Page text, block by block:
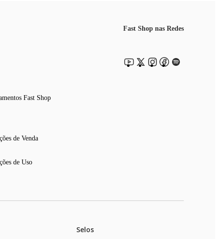
Fast Shop
de Venda
de Uso
Fast Shop nas Redes
Selos